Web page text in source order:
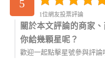
5
1位網友投票評論
關於本文評論的商家
你給幾顆星呢？
歡迎一起點擊星號參與評論